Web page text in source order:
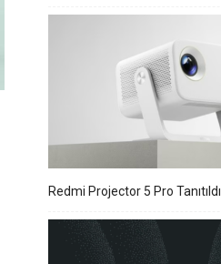
Redmi Projector 5 Pro Tanıtıldı